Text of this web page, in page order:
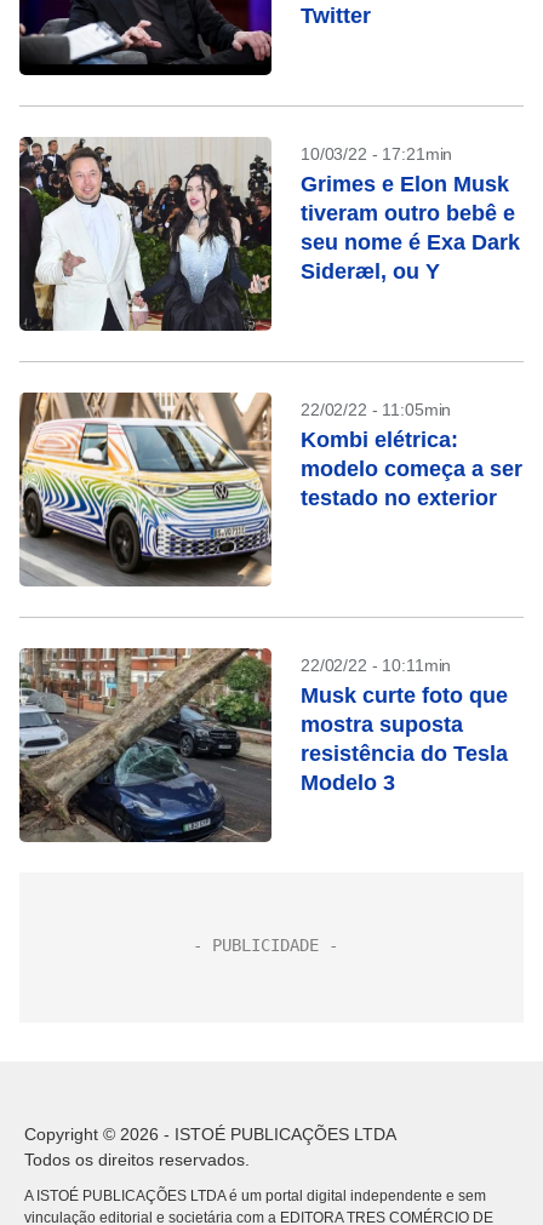
Twitter
10/03/22 - 17:21min
Grimes e Elon Musk
tiveram outro bebê e
seu nome é Exa Dark
Sideræl, ou Y
22/02/22 - 11:05min
Kombi elétrica:
modelo começa a ser
testado no exterior
22/02/22 - 10:11min
Musk curte foto que
mostra suposta
resistência do Tesla
Modelo 3
Copyright © 2026 - ISTOÉ PUBLICAÇÕES LTDA
Todos os direitos reservados.
A ISTOÉ PUBLICAÇÕES LTDA é um portal digital independente e sem
vinculação editorial e societária com a EDITORA TRES COMÉRCIO DE